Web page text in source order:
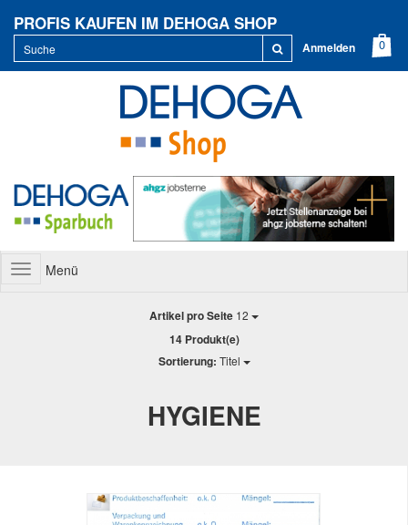
PROFIS KAUFEN IM DEHOGA SHOP
Anmelden
ToggleMenü
Artikel pro Seite 12
14 Produkt(e)
Sortierung: Titel
HYGIENE